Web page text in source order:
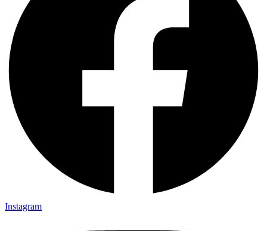
Instagram